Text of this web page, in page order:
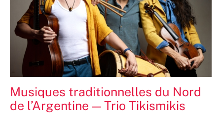
Musiques traditionnelles du Nord
de l’Argentine — Trio Tikismikis